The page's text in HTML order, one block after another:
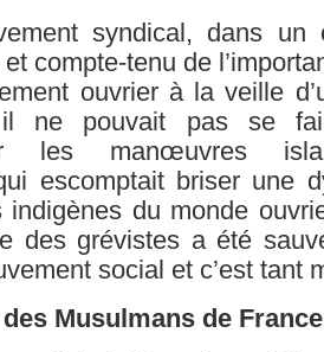
syndical, dans un
compte-tenu de
ouvrier à la veille
ne pouvait pas se
les manœuvres
escomptait briser une
du monde
des grévistes a été
social et c’est tant
Musulmans de France